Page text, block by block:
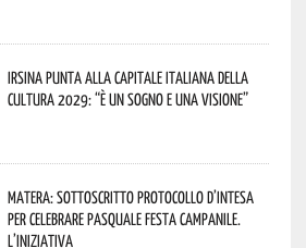
Irsina punta alla Capitale italiana della
Cultura 2029: “È un sogno e una visione”
Matera: sottoscritto protocollo d’intesa
per celebrare Pasquale Festa Campanile.
L’iniziativa